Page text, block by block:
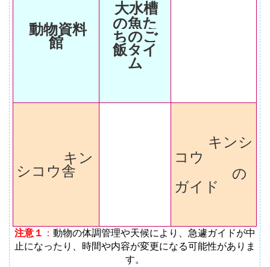
動物資料
館
大水槽
の魚た
ちのご
飯タイ
ム
キン
シコウ舎
キンシ
コウ
の
ガイド
注意１ ： 動物の体調管理や天候により、急遽ガイドが中
止になったり、時間や内容が変更になる可能性がありま
す。